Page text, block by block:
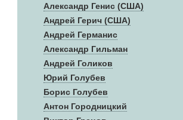
Александр Генис (США)
Андрей Герич (США)
Андрей Германис
Александр Гильман
Андрей Голиков
Юрий Голубев
Борис Голубев
Антон Городницкий